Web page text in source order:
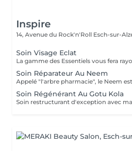
Inspire
14, Avenue du Rock'n'Roll Esch-sur-
Soin Visage Eclat
Soin Réparateur Au Neem
Soin Régénérant Au Gotu Kola